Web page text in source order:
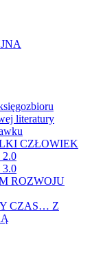
literatury
CZŁOWIEK
ROZWOJU
CZAS… Z